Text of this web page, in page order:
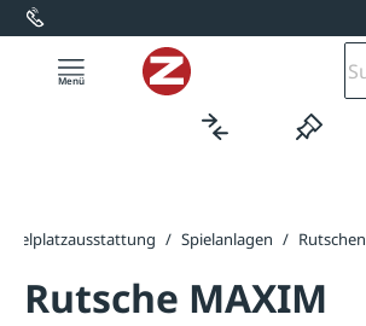
springen
Spielplatzausstattung / Spielanlagen / Rutschen
Rutsche MAXIM